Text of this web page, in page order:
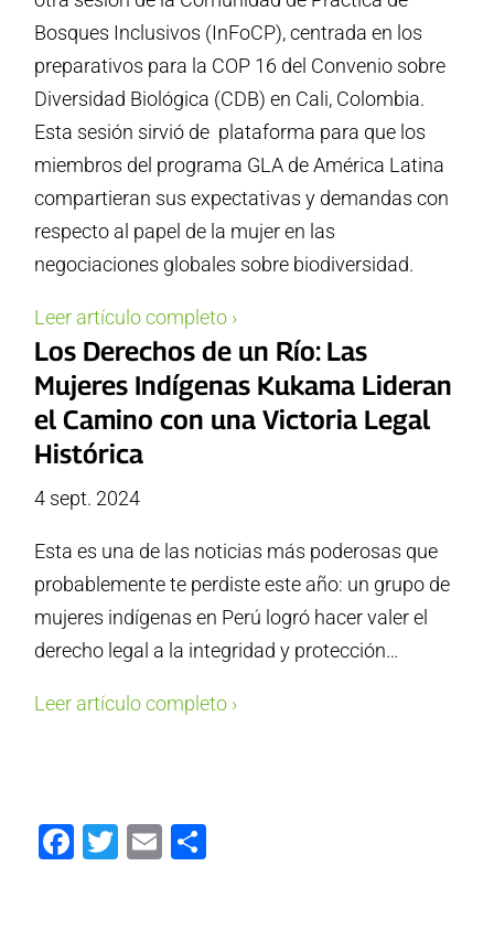
Bosques Inclusivos (InFoCP), centrada en los
preparativos para la COP 16 del Convenio sobre
Diversidad Biológica (CDB) en Cali, Colombia.
Esta sesión sirvió de plataforma para que los
miembros del programa GLA de América Latina
compartieran sus expectativas y demandas con
respecto al papel de la mujer en las
negociaciones globales sobre biodiversidad.
Leer artículo completo ›
Los Derechos de un Río: Las
Mujeres Indígenas Kukama Lideran
el Camino con una Victoria Legal
Histórica
4 sept. 2024
Esta es una de las noticias más poderosas que
probablemente te perdiste este año: un grupo de
mujeres indígenas en Perú logró hacer valer el
derecho legal a la integridad y protección…
Leer artículo completo ›
Facebook
Twitter
Email